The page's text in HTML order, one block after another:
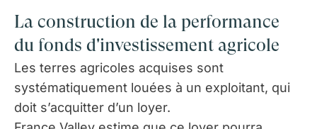
La construction de la performance
du fonds d'investissement agricole
Les terres agricoles acquises sont
systématiquement louées à un exploitant, qui
doit s’acquitter d’un loyer.